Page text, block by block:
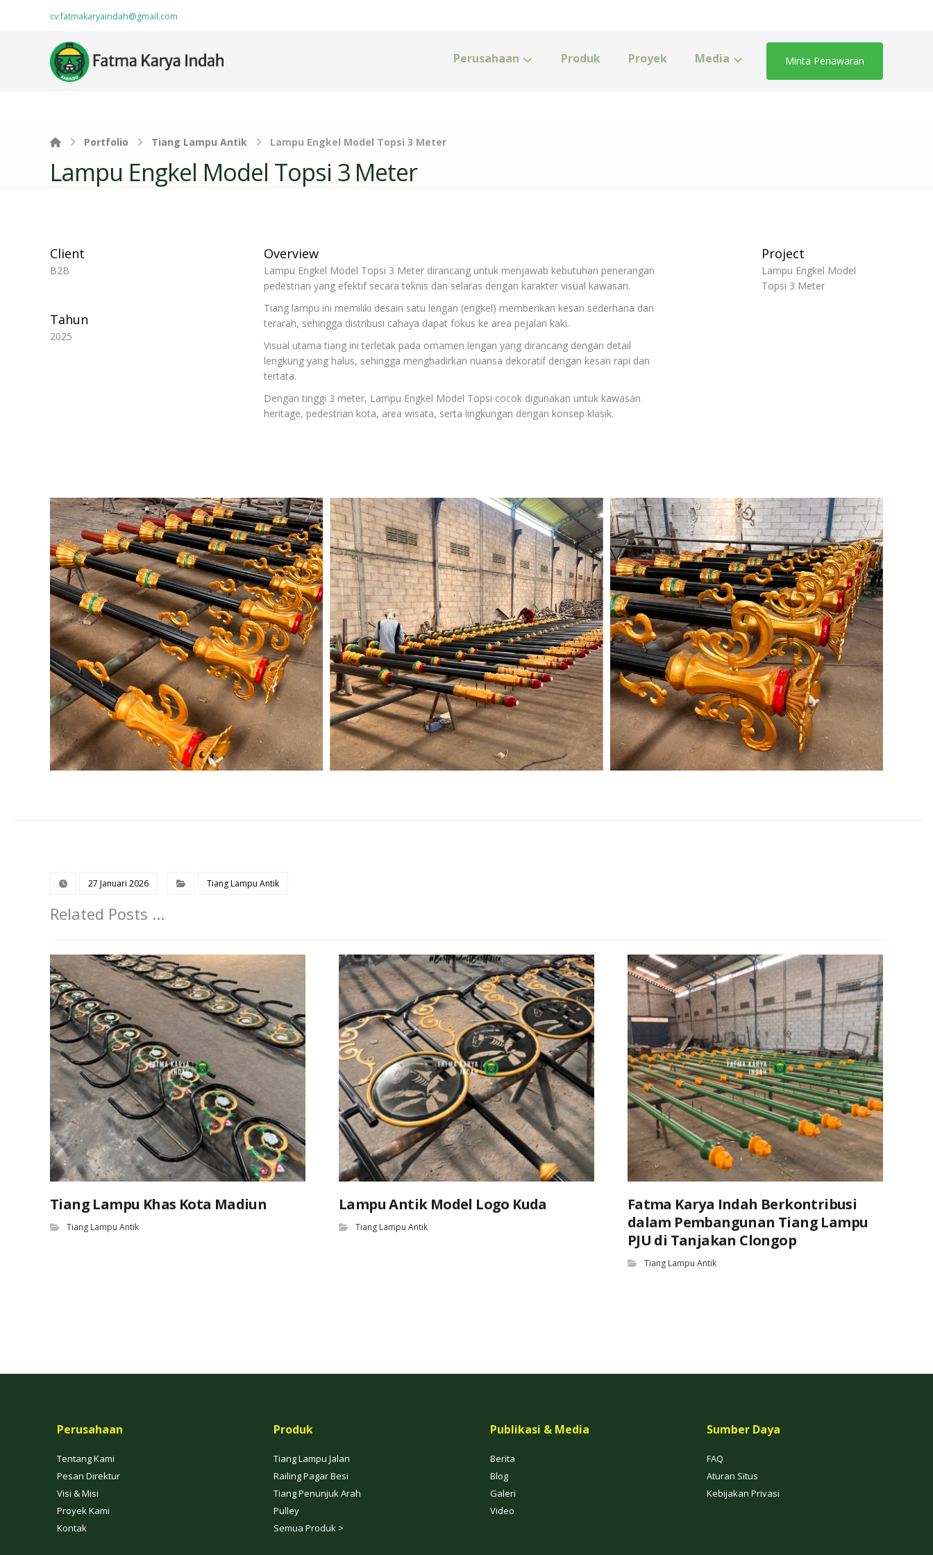
cv.fatmakaryaindah@gmail.com
Minta Penawaran
Perusahaan Produk Proyek Media
Portfolio Tiang Lampu Antik Lampu Engkel Model Topsi 3 Meter
Lampu Engkel Model Topsi 3 Meter
Client
B2B
Tahun
2025
Overview
Lampu Engkel Model Topsi 3 Meter dirancang untuk menjawab kebutuhan penerangan
pedestrian yang efektif secara teknis dan selaras dengan karakter visual kawasan.
Tiang lampu ini memiliki desain satu lengan (engkel) memberikan kesan sederhana dan
terarah, sehingga distribusi cahaya dapat fokus ke area pejalan kaki.
Visual utama tiang ini terletak pada ornamen lengan yang dirancang dengan detail
lengkung yang halus, sehingga menghadirkan nuansa dekoratif dengan kesan rapi dan
tertata.
Dengan tinggi 3 meter, Lampu Engkel Model Topsi cocok digunakan untuk kawasan
heritage, pedestrian kota, area wisata, serta lingkungan dengan konsep klasik.
Project
Lampu Engkel Model
Topsi 3 Meter
27 Januari 2026 Tiang Lampu Antik
Related Posts ...
Tiang Lampu Khas Kota Madiun
Tiang Lampu Antik
Lampu Antik Model Logo Kuda
Tiang Lampu Antik
Fatma Karya Indah Berkontribusi
dalam Pembangunan Tiang Lampu
PJU di Tanjakan Clongop
Tiang Lampu Antik
Perusahaan
Tentang Kami
Pesan Direktur
Visi & Misi
Proyek Kami
Kontak
Produk
Tiang Lampu Jalan
Railing Pagar Besi
Tiang Penunjuk Arah
Pulley
Semua Produk >
Publikasi & Media
Berita
Blog
Galeri
Video
Sumber Daya
FAQ
Aturan Situs
Kebijakan Privasi